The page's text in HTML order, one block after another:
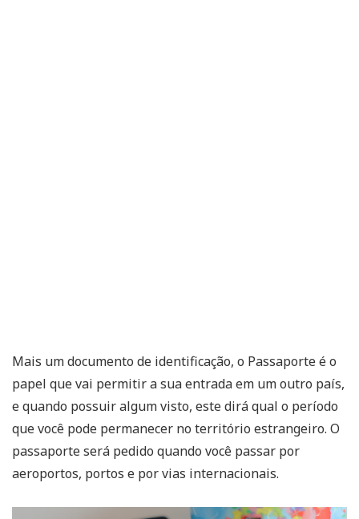
Mais um documento de identificação, o Passaporte é o
papel que vai permitir a sua entrada em um outro país,
e quando possuir algum visto, este dirá qual o período
que você pode permanecer no território estrangeiro. O
passaporte será pedido quando você passar por
aeroportos, portos e por vias internacionais.